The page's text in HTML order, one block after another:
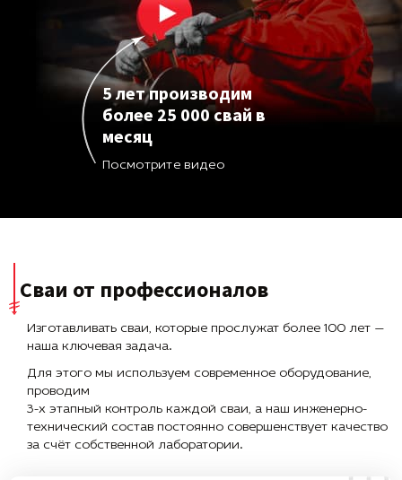
5 лет производим
более 25 000 свай в
месяц
Посмотрите видео
Сваи от профессионалов
Изготавливать сваи, которые прослужат более 100 лет —
наша ключевая задача.
Для этого мы используем современное оборудование,
проводим
3-х этапный контроль каждой сваи, а наш инженерно-
технический состав постоянно совершенствует качество
за счёт собственной лаборатории.